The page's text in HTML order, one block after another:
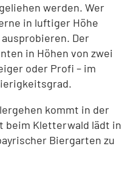
werden. Wer
in luftiger Höhe
Der
in Höhen von zwei
oder Profi – im
kommt in der
beim Kletterwald lädt in
Biergarten zu